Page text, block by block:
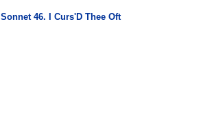
Sonnet 46. I Curs'D Thee Oft